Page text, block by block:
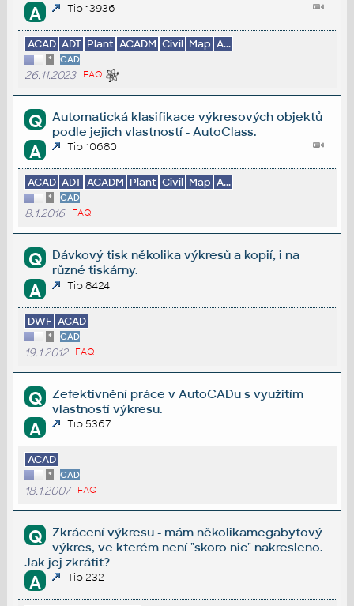
A Tip 13936
ACAD ADT Plant ACADM Civil Map A...
* CAD
26.11.2023 FAQ
Q
Automatická klasifikace výkresových objektů
podle jejich vlastností - AutoClass.
A Tip 10680
ACAD ADT ACADM Plant Civil Map A...
* CAD
8.1.2016 FAQ
Q
Dávkový tisk několika výkresů a kopií, i na
různé tiskárny.
A Tip 8424
DWF ACAD
* CAD
19.1.2012 FAQ
Q
Zefektivnění práce v AutoCADu s využitím
vlastností výkresu.
A Tip 5367
ACAD
* CAD
18.1.2007 FAQ
Q
Zkrácení výkresu - mám několikamegabytový
výkres, ve kterém není "skoro nic" nakresleno.
Jak jej zkrátit?
A Tip 232